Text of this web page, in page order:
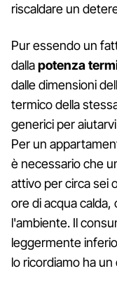
riscaldare un
Pur essendo un
dallapotenza
dalle dimensioni
termico della
generici per
Per un
è necessario che
attivo per circa sei
ore di acqua calda,
l'ambiente. Il
leggermente
lo ricordiamo ha